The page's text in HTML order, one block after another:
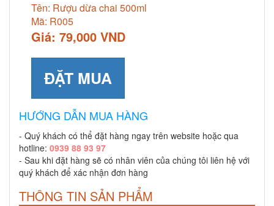
Tên: Rượu dừa chai 500ml
Mã: R005
Giá: 79,000 VND
ĐẶT MUA
HƯỚNG DẪN MUA HÀNG
- Quý khách có thể đặt hàng ngay trên website hoặc qua
hotline: 0939 88 93 97
- Sau khi đặt hàng sẽ có nhân viên của chúng tôi liên hệ với
quý khách để xác nhận đơn hàng
THÔNG TIN SẢN PHẨM